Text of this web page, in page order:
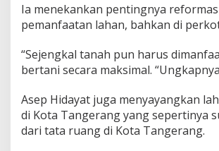
Ia menekankan pentingnya
pemanfaatan lahan, bahkan di
“Sejengkal tanah pun harus
bertani secara maksimal.
Asep Hidayat juga menyayangkan
di Kota Tangerang yang sepertinya
dari tata ruang di Kota Tangerang.